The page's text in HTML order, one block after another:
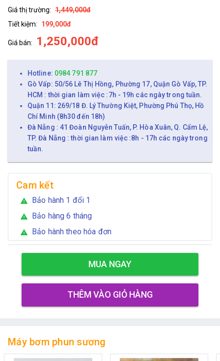
Giá thị trường: 1,449,000đ
Tiết kiệm:
199,000đ
Giá bán: 1,250,000đ
Hotline: 0984 791 877
Gò Vấp: 50/56 Lê Thị Hồng, Phường 17, Quận Gò Vấp, TP.
HCM : thời gian làm việc :7h - 19h các ngày trong tuần.
Quận 11: 269/18 Đ. Lý Thường Kiệt, Phường Phú Thọ, Hồ
Chí Minh (8h30 đến 18h)
Đà Nẵng : 41 Đoàn Nguyễn Tuấn, P. Hòa Xuân, Q. Cẩm Lệ,
TP. Đà Nẵng : thời gian làm việc :8h - 17h các ngày trong
tuần.
Cam kết
warning Bảo hành 1 đổi 1
warning Bảo hàng 6 tháng
warning Bảo hành theo hóa đơn
MUA NGAY
THÊM VÀO GIỎ HÀNG
Máy bơm phun sương